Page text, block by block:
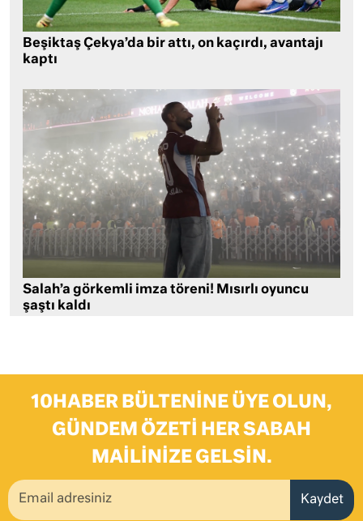
Beşiktaş Çekya’da bir attı, on kaçırdı, avantajı
kaptı
Salah’a görkemli imza töreni! Mısırlı oyuncu
şaştı kaldı
10HABER BÜLTENINE ÜYE OLUN,
GÜNDEM ÖZETI HER SABAH
MAILINIZE GELSIN.
Kaydet